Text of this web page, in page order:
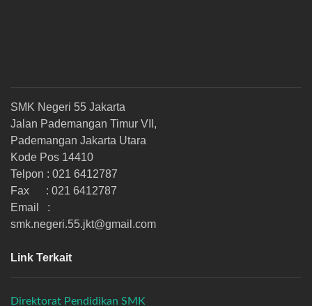
SMK Negeri 55 Jakarta
Jalan Pademangan Timur VII,
Pademangan Jakarta Utara
Kode Pos 14410
Telpon : 021 6412787
Fax : 021 6412787
Email :
smk.negeri.55.jkt@gmail.com
Link Terkait
Direktorat Pendidikan SMK